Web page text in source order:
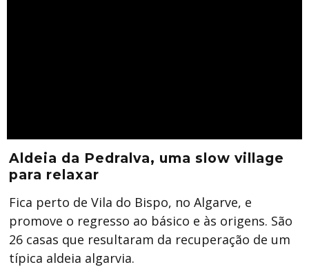
Aldeia da Pedralva, uma slow village
para relaxar
Fica perto de Vila do Bispo, no Algarve, e
promove o regresso ao básico e às origens. São
26 casas que resultaram da recuperação de um
típica aldeia algarvia.